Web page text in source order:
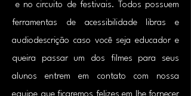
e no circuito de festivais. Todos possuem
ferramentas de acessibilidade libras e
audiodescrição caso você seja educador e
queira passar um dos filmes para seus
alunos entrem em contato com nossa